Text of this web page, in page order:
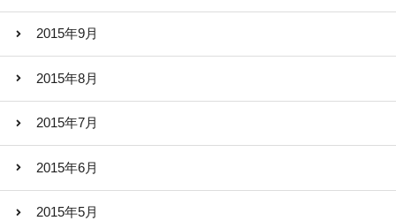
2015年9月
2015年8月
2015年7月
2015年6月
2015年5月